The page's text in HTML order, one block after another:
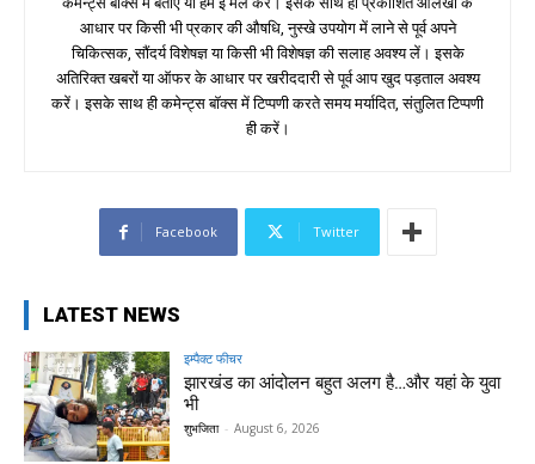
आधार पर किसी भी प्रकार की औषधि, नुस्खे उपयोग में लाने से पूर्व अपने
चिकित्सक, सौंदर्य विशेषज्ञ या किसी भी विशेषज्ञ की सलाह अवश्य लें। इसके
अतिरिक्त खबरों या ऑफर के आधार पर खरीददारी से पूर्व आप खुद पड़ताल अवश्य
करें। इसके साथ ही कमेन्ट्स बॉक्स में टिप्पणी करते समय मर्यादित, संतुलित टिप्पणी
ही करें।
Facebook Twitter
LATEST NEWS
इम्पैक्ट फीचर
झारखंड का आंदोलन बहुत अलग है…और यहां के युवा
भी
शुभजिता - August 6, 2026